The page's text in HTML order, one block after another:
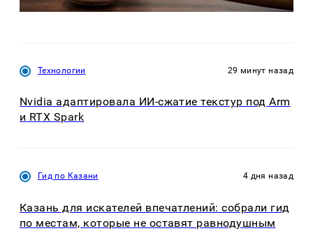
Технологии 29 минут назад
Nvidia адаптировала ИИ-сжатие текстур под Arm
и RTX Spark
Гид по Казани 4 дня назад
Казань для искателей впечатлений: собрали гид
по местам, которые не оставят равнодушным